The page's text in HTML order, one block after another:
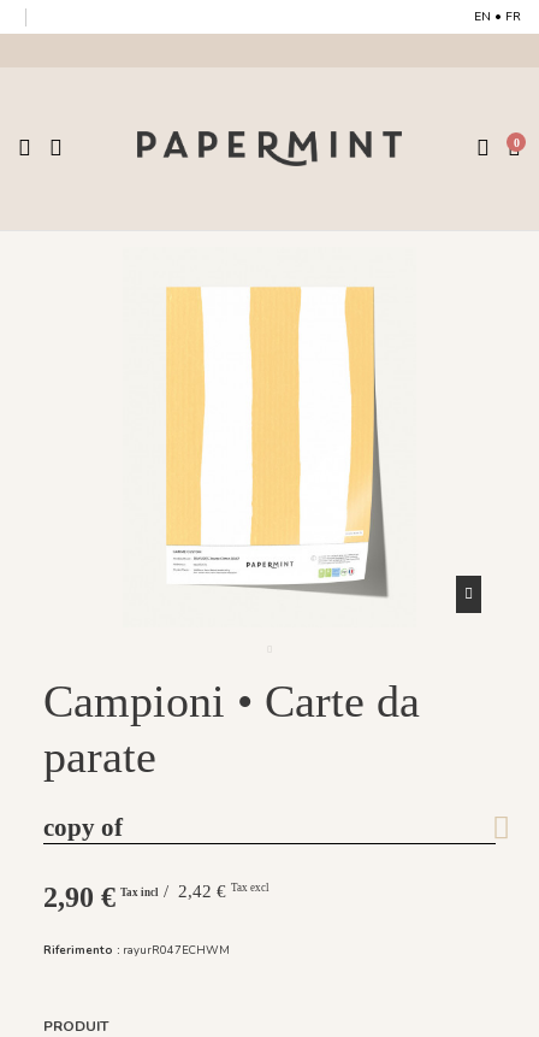
EN • FR
0
Campioni • Carte da
parate
copy of
2,90 € Tax incl / 2,42 € Tax excl
Riferimento : rayurR047ECHWM
PRODUIT